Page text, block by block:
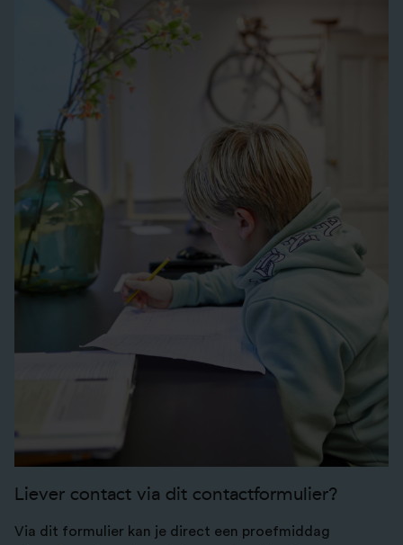
Liever contact via dit contactformulier?
Via dit formulier kan je direct een proefmiddag